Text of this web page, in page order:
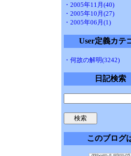
・2005年11月(40)
・2005年10月(27)
・2005年06月(1)
User定義カテ
・何故の解明(3242)
日記検索
このブログ